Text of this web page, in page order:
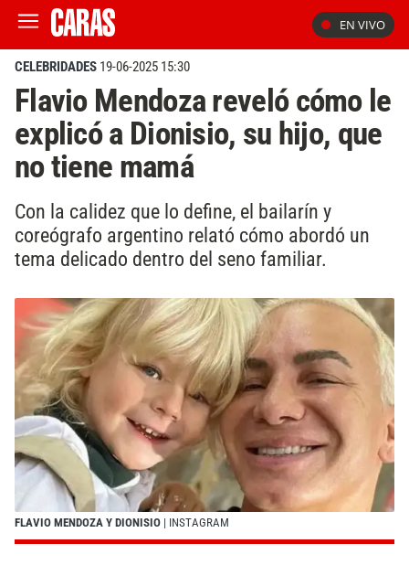
EN VIVO
CELEBRIDADES 19-06-2025 15:30
Flavio Mendoza reveló cómo le
explicó a Dionisio, su hijo, que
no tiene mamá
Con la calidez que lo define, el bailarín y
coreógrafo argentino relató cómo abordó un
tema delicado dentro del seno familiar.
FLAVIO MENDOZA Y DIONISIO | INSTAGRAM